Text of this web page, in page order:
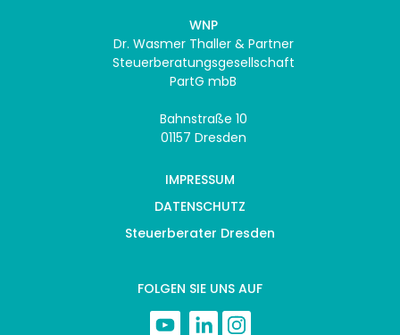
WNP
Dr. Wasmer Thaller & Partner
Steuerberatungsgesellschaft
PartG mbB
Bahnstraße 10
01157 Dresden
IMPRESSUM
DATENSCHUTZ
Steuerberater Dresden
FOLGEN SIE UNS AUF